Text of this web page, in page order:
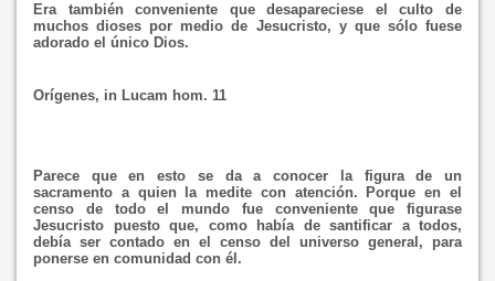
Era también conveniente que desapareciese el culto de
muchos dioses por medio de Jesucristo, y que sólo fuese
adorado el único Dios.
Orígenes, in Lucam hom. 11
Parece que en esto se da a conocer la figura de un
sacramento a quien la medite con atención. Porque en el
censo de todo el mundo fue conveniente que figurase
Jesucristo puesto que, como había de santificar a todos,
debía ser contado en el censo del universo general, para
ponerse en comunidad con él.